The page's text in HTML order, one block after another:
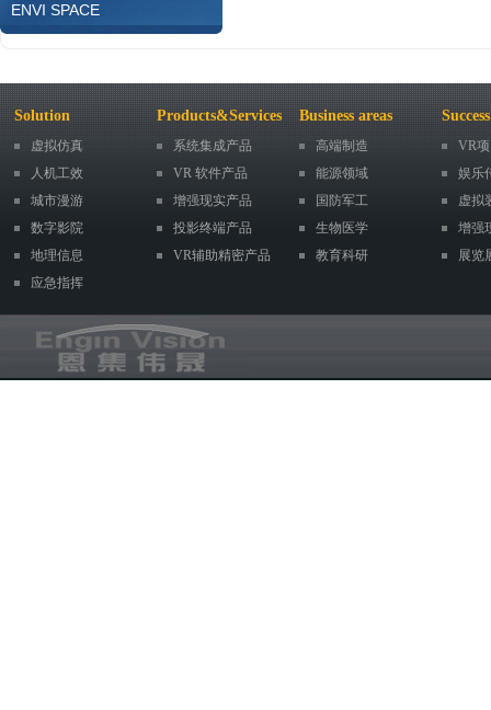
ENVI SPACE
Solution
虚拟仿真
人机工效
城市漫游
数字影院
地理信息
应急指挥
Products&Services
系统集成产品
VR 软件产品
增强现实产品
投影终端产品
VR辅助精密产品
Business areas
高端制造
能源领域
国防军工
生物医学
教育科研
VR
娱乐
虚拟
增强
展览